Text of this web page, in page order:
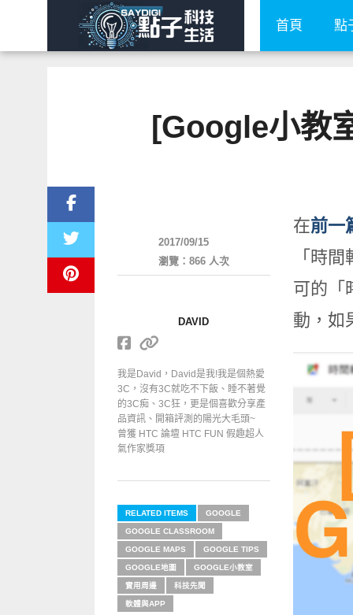
首頁 點
[Google小教
在前一
「時
可的「
動，如
2017/09/15
瀏覽：866 人次
DAVID
我是David，David是我!我是個熱愛
3C，沒有3C就吃不下飯、睡不著覺
的3C痴、3C狂，更是個喜歡分享產
品資訊、開箱評測的陽光大毛頭~
曾獲 HTC 論壇 HTC FUN 假趣超人
氣作家獎項
RELATED ITEMS GOOGLE
GOOGLE CLASSROOM
GOOGLE MAPS GOOGLE TIPS
GOOGLE地圖 GOOGLE小教室
實用周邊 科技先聞
軟體與APP